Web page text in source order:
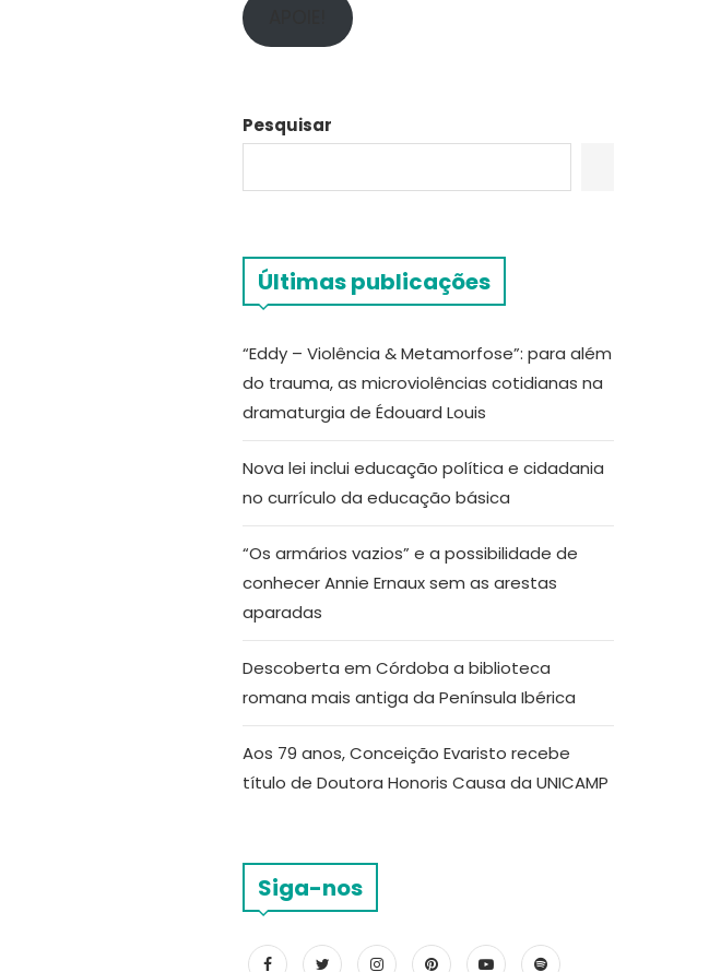
Pesquisar
Últimas publicações
“Eddy – Violência & Metamorfose”: para além
do trauma, as microviolências cotidianas na
dramaturgia de Édouard Louis
Nova lei inclui educação política e cidadania
no currículo da educação básica
“Os armários vazios” e a possibilidade de
conhecer Annie Ernaux sem as arestas
aparadas
Descoberta em Córdoba a biblioteca
romana mais antiga da Península Ibérica
Aos 79 anos, Conceição Evaristo recebe
título de Doutora Honoris Causa da UNICAMP
Siga-nos